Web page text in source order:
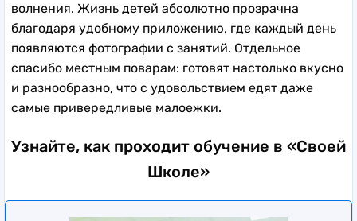
волнения. Жизнь детей абсолютно прозрачна
благодаря удобному приложению, где каждый день
появляются фотографии с занятий. Отдельное
спасибо местным поварам: готовят настолько вкусно
и разнообразно, что с удовольствием едят даже
самые привередливые малоежки.
Узнайте, как проходит обучение в «Своей
Школе»